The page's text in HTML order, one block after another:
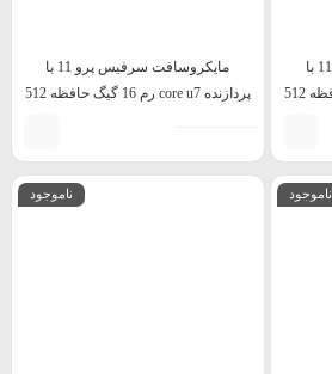
مایکروسافت سرفیس پرو 11 با
پردازنده core u5 رم 16 گیگ حافظه 512
مایکروسافت سرفیس پرو 11 با
پردازنده core u7 رم 16 گیگ حافظه 512
ناموجود ناموجود